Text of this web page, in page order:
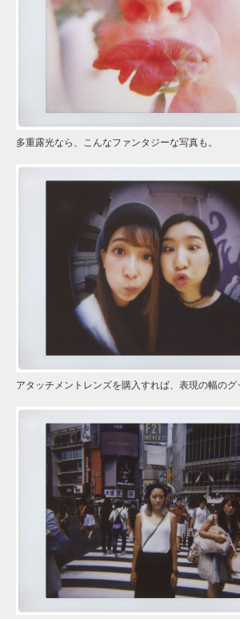
多重露光なら、こんなファンタジーな写真も。
アタッチメントレンズを購入すれば、表現の幅のグ